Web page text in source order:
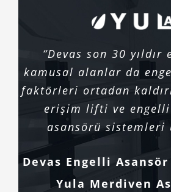
“Devas son 30 yıldır
kamusal alanlar da
faktörleri ortadan
erişim lifti ve engelli
asansörü sistemleri
Devas Engelli
Yula Merdiven